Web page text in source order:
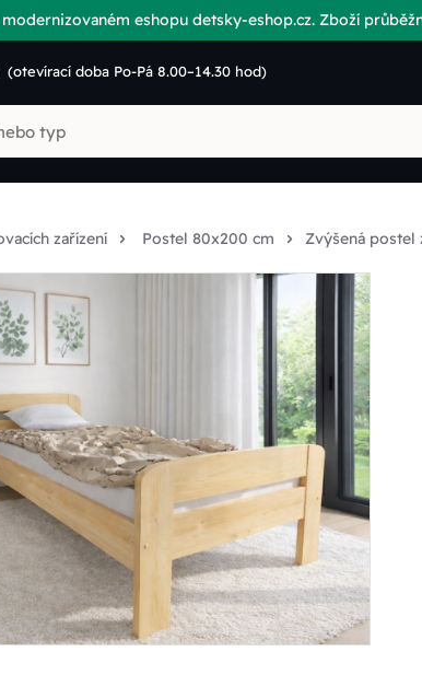
modernizovaném eshopu detsky-eshop.cz. Zboží
(otevírací doba Po-Pá 8.00–14.30 hod)
zařízení Postel 80x200 cm Zvýšená postel